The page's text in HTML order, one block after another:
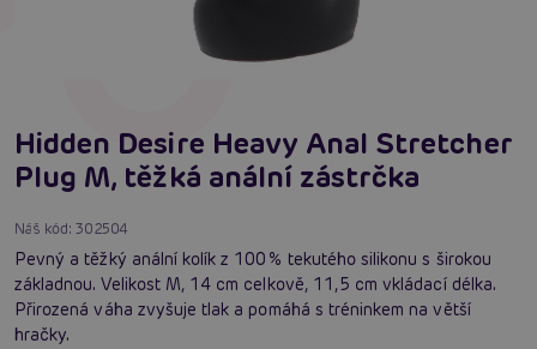
Hidden Desire Heavy Anal Stretcher
Plug M, těžká anální zástrčka
Náš kód:302504
Pevný a těžký anální kolík z 100% tekutého silikonu s širokou
základnou. Velikost M, 14 cm celkově, 11,5 cm vkládací délka.
Přirozená váha zvyšuje tlak a pomáhá s tréninkem na větší
hračky.